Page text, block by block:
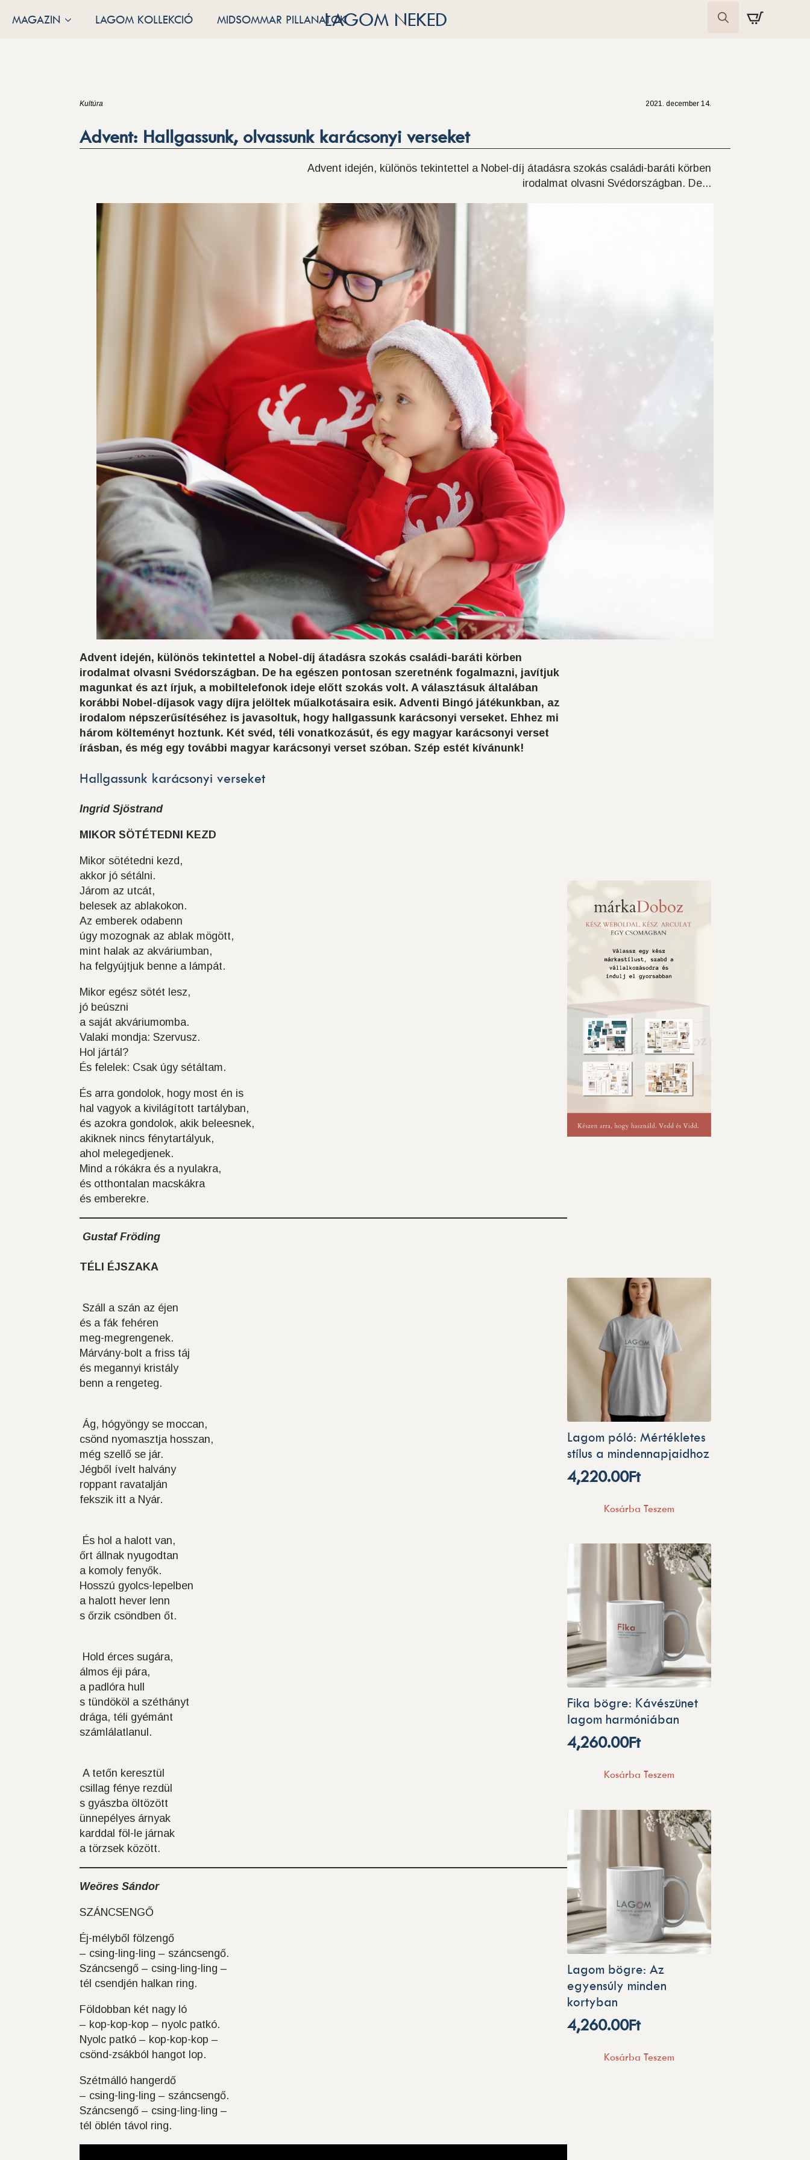
MAGAZIN LAGOM KOLLEKCIÓ MIDSOMMAR PILLANATOKLAGOM NEKED
Kultúra
Advent: Hallgassunk, olvassunk karácsonyi verseket
2021. december 14.
Advent idején, különös tekintettel a Nobel-díj átadásra szokás családi-baráti körben
irodalmat olvasni Svédországban. De...
Advent idején, különös tekintettel a Nobel-díj átadásra szokás családi-baráti körben
irodalmat olvasni Svédországban. De ha egészen pontosan szeretnénk fogalmazni, javítjuk
magunkat és azt írjuk, a mobiltelefonok ideje előtt szokás volt. A választásuk általában
korábbi Nobel-díjasok vagy díjra jelöltek műalkotásaira esik. Adventi Bingó játékunkban, az
irodalom népszerűsítéséhez is javasoltuk, hogy hallgassunk karácsonyi verseket. Ehhez mi
három költeményt hoztunk. Két svéd, téli vonatkozásút, és egy magyar karácsonyi verset
írásban, és még egy további magyar karácsonyi verset szóban. Szép estét kívánunk!
Hallgassunk karácsonyi verseket
Ingrid Sjöstrand
MIKOR SÖTÉTEDNI KEZD
Mikor sötétedni kezd,
akkor jó sétálni.
Járom az utcát,
belesek az ablakokon.
Az emberek odabenn
úgy mozognak az ablak mögött,
mint halak az akváriumban,
ha felgyújtjuk benne a lámpát.
Mikor egész sötét lesz,
jó beúszni
a saját akváriumomba.
Valaki mondja: Szervusz.
Hol jártál?
És felelek: Csak úgy sétáltam.
És arra gondolok, hogy most én is
hal vagyok a kivilágított tartályban,
és azokra gondolok, akik beleesnek,
akiknek nincs fénytartályuk,
ahol melegedjenek.
Mind a rókákra és a nyulakra,
és otthontalan macskákra
és emberekre.
Gustaf Fröding
TÉLI ÉJSZAKA
Száll a szán az éjen
és a fák fehéren
meg-megrengenek.
Márvány-bolt a friss táj
és megannyi kristály
benn a rengeteg.
Ág, hógyöngy se moccan,
csönd nyomasztja hosszan,
még szellő se jár.
Jégből ívelt halvány
roppant ravatalján
fekszik itt a Nyár.
És hol a halott van,
őrt állnak nyugodtan
a komoly fenyők.
Hosszú gyolcs-lepelben
a halott hever lenn
s őrzik csöndben őt.
Hold érces sugára,
álmos éji pára,
a padlóra hull
s tündököl a széthányt
drága, téli gyémánt
számlálatlanul.
A tetőn keresztül
csillag fénye rezdül
s gyászba öltözött
ünnepélyes árnyak
karddal föl-le járnak
a törzsek között.
Weöres Sándor
SZÁNCSENGŐ
Éj-mélyből fölzengő
– csing-ling-ling – száncsengő.
Száncsengő – csing-ling-ling –
tél csendjén halkan ring.
Földobban két nagy ló
– kop-kop-kop – nyolc patkó.
Nyolc patkó – kop-kop-kop –
csönd-zsákból hangot lop.
Szétmálló hangerdő
– csing-ling-ling – száncsengő.
Száncsengő – csing-ling-ling –
tél öblén távol ring.
Lagom póló: Mértékletes
stílus a mindennapjaidhoz
4,220.00Ft
Kosárba Teszem
Fika bögre: Kávészünet
lagom harmóniában
4,260.00Ft
Kosárba Teszem
Lagom bögre: Az
egyensúly minden
kortyban
4,260.00Ft
Kosárba Teszem